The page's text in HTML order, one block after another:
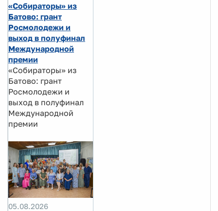
«Собираторы» из
Батово: грант
Росмолодежи и
выход в полуфинал
Международной
премии
«Собираторы» из
Батово: грант
Росмолодежи и
выход в полуфинал
Международной
премии
05.08.2026